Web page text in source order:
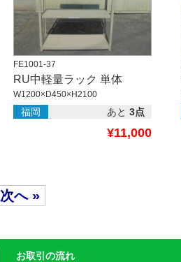
FE1001-37
RU中軽量ラック 単体
W1200×D450×H2100
福岡 あと3点
¥11,000
次へ »
お取引の流れ